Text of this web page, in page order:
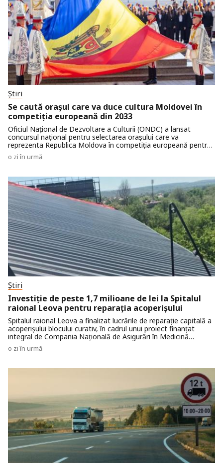
Știri
Se caută orașul care va duce cultura Moldovei în
competiția europeană din 2033
Oficiul Național de Dezvoltare a Culturii (ONDC) a lansat
concursul național pentru selectarea orașului care va
reprezenta Republica Moldova în competiția europeană pentru
titlul de „Capitală Europeană a Culturii 2033”. Orașele și
municipiile din țară își pot depune candidaturile până la 4
va fi desemnat orașul candidat al Republicii Moldova pentru
procesul de selecție organizat ulterior la nivel european. Titlul
de „Capitală Europeană a Culturii” urmează să fie acordat
pentru anul 2033.
o zi în urmă
Știri
Investiție de peste 1,7 milioane de lei la Spitalul
raional Leova pentru reparația acoperișului
Spitalul raional Leova a finalizat lucrările de reparație capitală a
acoperișului blocului curativ, în cadrul unui proiect finanțat
integral de Compania Națională de Asigurări în Medicină
(CNAM).
o zi în urmă